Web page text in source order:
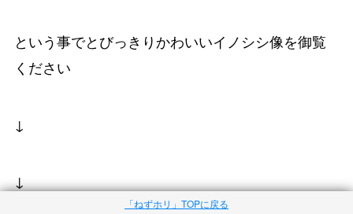
という事でとびっきりかわいいイノシシ像を御覧
ください
↓
↓
「ねずホリ」TOPに戻る